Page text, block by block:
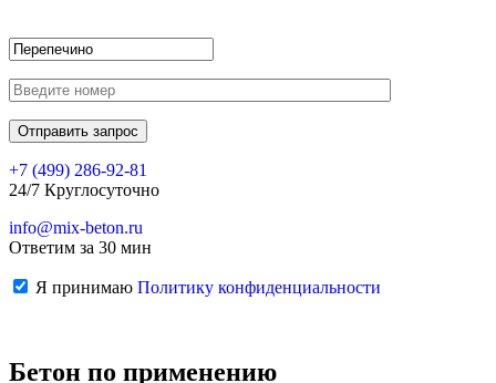
+7 (499) 286-92-81
24/7 Круглосуточно
info@mix-beton.ru
Ответим за 30 мин
Я принимаю Политику конфиденциальности
Бетон по применению